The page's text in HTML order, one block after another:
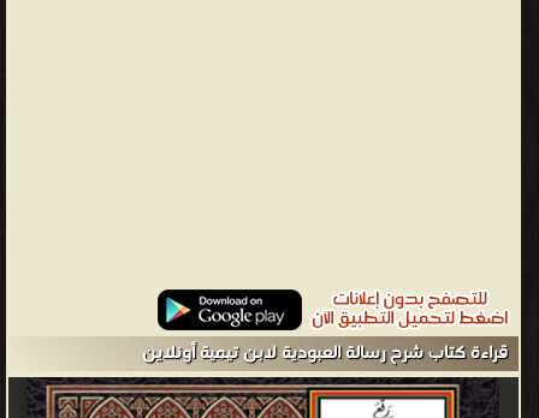
دار الفضيلة ❝ ❞ مكتب الدعوة بالربوة ❝ ❞ دار ابن خزيمة للنشر والتوزيع ❝
❞ جامعة الإمام محمد بن سعود الإسلامية ❝ ❞ الرئاسة العامة للبحوث
العلمية والإفتاء ❝ ❞ دار المسلم ❝ ❞ دار الميمان ❝ ❞ دار عمر بن الخطاب
❝ ❞ دار الامام احمد ❝ ❱
قراءة كتاب شرح رسالة العبودية لابن تيمية أونلاين